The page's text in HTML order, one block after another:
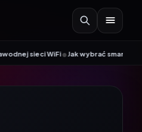
WiFi•Jak wybrać smartwatch w